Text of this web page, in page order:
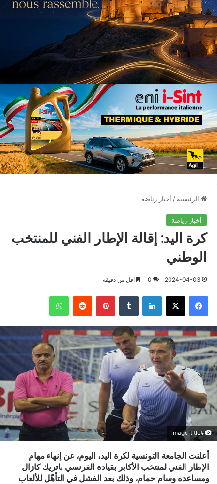
الرئيسية / أخبار رياضة
أخبار رياضة
كرة اليد: إقالة الإطار الفني للمنتخب
الوطني
2024-04-03
0 أقل من دقيقة
فيسبوك X لينكدإن بينتيريست واتساب
#image_title
أعلنت الجامعة التونسية لكرة اليد، اليوم، عن إنهاء مهام
الإطار الفني لمنتخب الأكابر بقيادة الفرنسي باتريك كازال
ومساعده وسام حمام، وذلك بعد الفشل في التأهّل للألعاب